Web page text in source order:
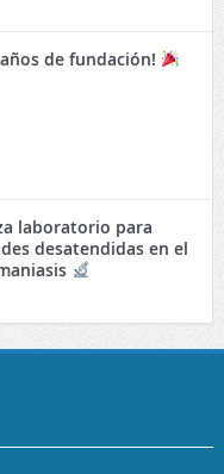
de fundación!
laboratorio para
desatendidas en el